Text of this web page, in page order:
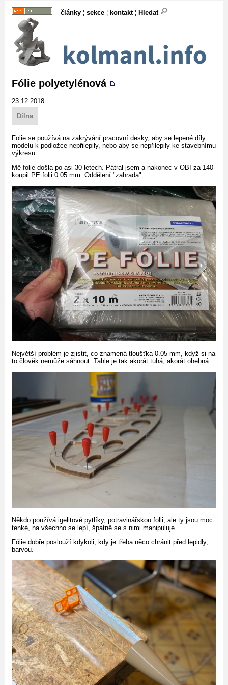
články ¦ sekce ¦ kontakt¦ Hledat
Fólie polyetylénová
23.12.2018
Dílna
Folie se používá na zakrývání pracovní desky, aby se lepené díly
modelu k podložce nepřilepily, nebo aby se nepřilepily ke stavebnímu
výkresu.
Mě folie došla po asi 30 letech. Pátral jsem a nakonec v OBI za 140
koupil PE folii 0.05 mm. Oddělení "zahrada".
Největší problém je zjistit, co znamená tloušťka 0.05 mm, když si na
to člověk nemůže sáhnout. Tahle je tak akorát tuhá, akorát ohebná.
Někdo používá igelitové pytlíky, potravinářskou folli, ale ty jsou moc
tenké, na všechno se lepí, špatně se s nimi manipuluje.
Fólie dobře poslouží kdykoli, kdy je třeba něco chránit před lepidly,
barvou.